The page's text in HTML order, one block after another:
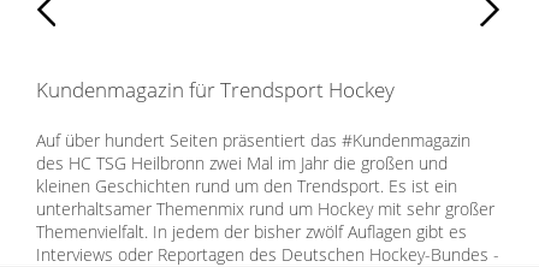
Kundenmagazin für Trendsport Hockey
Auf über hundert Seiten präsentiert das #Kundenmagazin
des HC TSG Heilbronn zwei Mal im Jahr die großen und
kleinen Geschichten rund um den Trendsport. Es ist ein
unterhaltsamer Themenmix rund um Hockey mit sehr großer
Themenvielfalt. In jedem der bisher zwölf Auflagen gibt es
Interviews oder Reportagen des Deutschen Hockey-Bundes -